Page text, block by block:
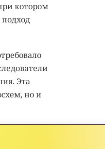
котором
Эта
но и